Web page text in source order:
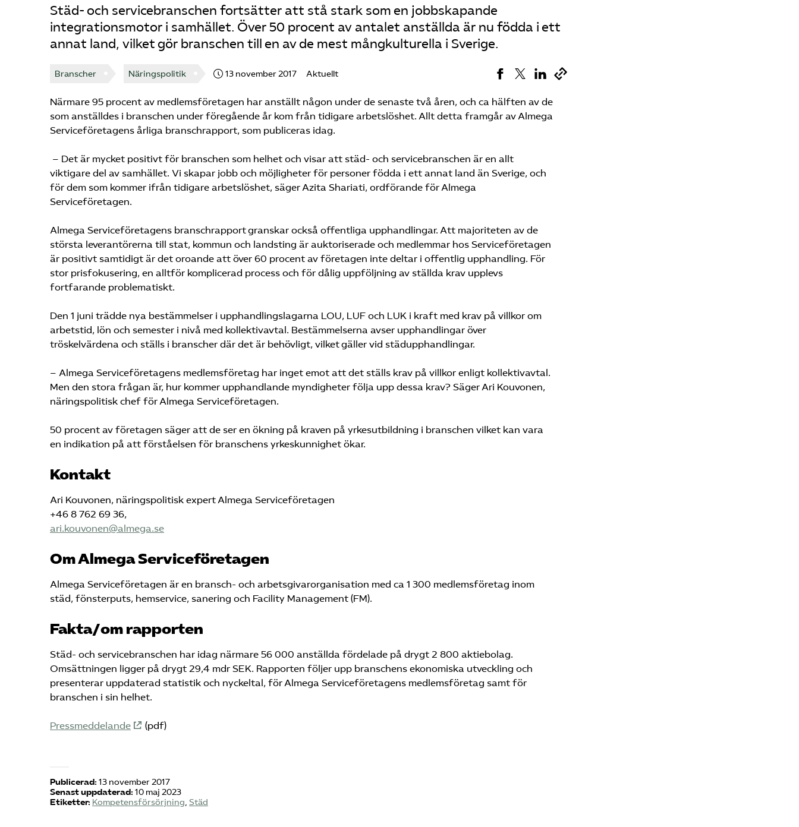
Städ- och servicebranschen fortsätter att stå stark som en jobbskapande
integrationsmotor i samhället. Över 50 procent av antalet anställda är nu födda i ett
annat land, vilket gör branschen till en av de mest mångkulturella i Sverige.
Branscher Näringspolitik 13 november 2017 Aktuellt
Närmare 95 procent av medlemsföretagen har anställt någon under de senaste två åren, och ca hälften av de
som anställdes i branschen under föregående år kom från tidigare arbetslöshet. Allt detta framgår av Almega
Serviceföretagens årliga branschrapport, som publiceras idag.
– Det är mycket positivt för branschen som helhet och visar att städ- och servicebranschen är en allt
viktigare del av samhället. Vi skapar jobb och möjligheter för personer födda i ett annat land än Sverige, och
för dem som kommer ifrån tidigare arbetslöshet, säger Azita Shariati, ordförande för Almega
Serviceföretagen.
Almega Serviceföretagens branschrapport granskar också offentliga upphandlingar. Att majoriteten av de
största leverantörerna till stat, kommun och landsting är auktoriserade och medlemmar hos Serviceföretagen
är positivt samtidigt är det oroande att över 60 procent av företagen inte deltar i offentlig upphandling. För
stor prisfokusering, en alltför komplicerad process och för dålig uppföljning av ställda krav upplevs
fortfarande problematiskt.
Den 1 juni trädde nya bestämmelser i upphandlingslagarna LOU, LUF och LUK i kraft med krav på villkor om
arbetstid, lön och semester i nivå med kollektivavtal. Bestämmelserna avser upphandlingar över
tröskelvärdena och ställs i branscher där det är behövligt, vilket gäller vid städupphandlingar.
– Almega Serviceföretagens medlemsföretag har inget emot att det ställs krav på villkor enligt kollektivavtal.
Men den stora frågan är, hur kommer upphandlande myndigheter följa upp dessa krav? Säger Ari Kouvonen,
näringspolitisk chef för Almega Serviceföretagen.
50 procent av företagen säger att de ser en ökning på kraven på yrkesutbildning i branschen vilket kan vara
en indikation på att förståelsen för branschens yrkeskunnighet ökar.
Kontakt
Ari Kouvonen, näringspolitisk expert Almega Serviceföretagen
+46 8 762 69 36,
ari.kouvonen@almega.se
Om Almega Serviceföretagen
Almega Serviceföretagen är en bransch- och arbetsgivarorganisation med ca 1 300 medlemsföretag inom
städ, fönsterputs, hemservice, sanering och Facility Management (FM).
Fakta/om rapporten
Städ- och servicebranschen har idag närmare 56 000 anställda fördelade på drygt 2 800 aktiebolag.
Omsättningen ligger på drygt 29,4 mdr SEK. Rapporten följer upp branschens ekonomiska utveckling och
presenterar uppdaterad statistik och nyckeltal, för Almega Serviceföretagens medlemsföretag samt för
branschen i sin helhet.
Pressmeddelande (pdf)
Publicerad: 13 november 2017
Senast uppdaterad: 10 maj 2023
Etiketter: Kompetensförsörjning, Städ